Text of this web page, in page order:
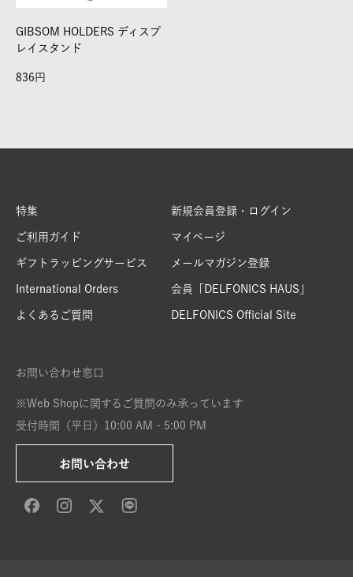
GIBSOM HOLDERS ディスプ
レイスタンド
836
特集
ご利用ガイド
ギフトラッピングサービス
International Orders
よくあるご質問
新規会員登録・ログイン
マイページ
メールマガジン登録
会員「DELFONICS HAUS」
DELFONICS Official Site
お問い合わせ窓口
※Web Shopに関するご質問のみ承っています
受付時間（平日）10:00 AM - 5:00 PM
お問い合わせ